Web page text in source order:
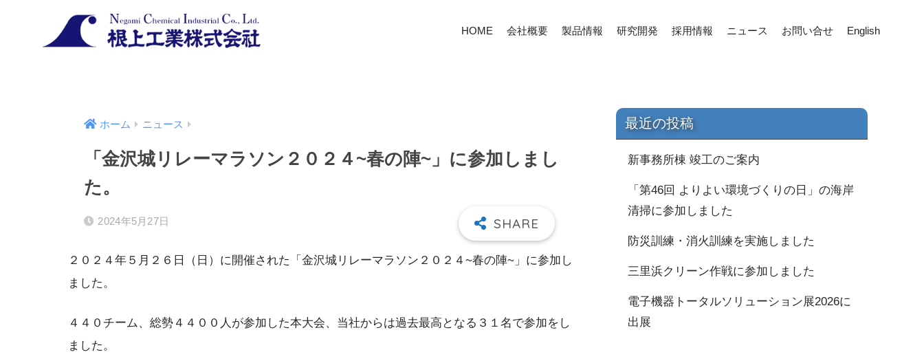
HOME 会社概要 製品情報 研究開発 採用情報 ニュース お問い合せ English
ホーム ニュース
「金沢城リレーマラソン２０２４~春の陣~」に参加しまし
た。
2024年5月27日
２０２４年５月２６日（日）に開催された「金沢城リレーマラソン２０２４~春の陣~」に参加し
ました。
４４０チーム、総勢４４００人が参加した本大会、当社からは過去最高となる３１名で参加をし
ました。
最近の投稿
新事務所棟 竣工のご案内
「第46回 よりよい環境づくりの日」の海岸
清掃に参加しました
防災訓練・消火訓練を実施しました
三里浜クリーン作戦に参加しました
電子機器トータルソリューション展2026に
出展